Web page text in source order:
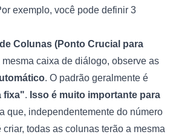
exemplo, você pode definir 3
Colunas (Ponto Crucial para
mesma caixa de diálogo, observe as
. O padrão geralmente é
fixa". Isso é muito importante para
que, independentemente do número
todas as colunas terão a mesma